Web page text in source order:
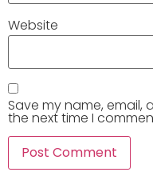
Website
Save my name, email,
the next time I